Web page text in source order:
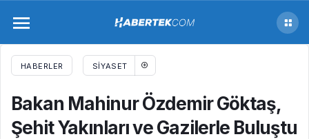
HABERLER SIYASET
Bakan Mahinur Özdemir Göktaş,
Şehit Yakınları ve Gazilerle Buluştu
Bakan Mahinur Özdemir Göktaş, Şehit
Yakınları ve Gazilerle Buluştu